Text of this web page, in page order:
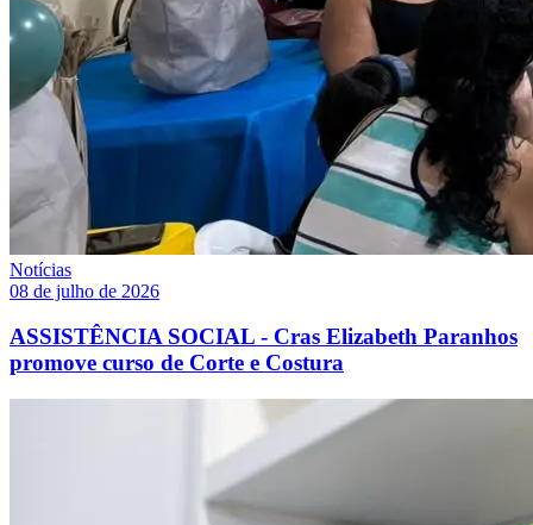
Notícias
08 de julho de 2026
ASSISTÊNCIA SOCIAL - Cras Elizabeth Paranhos
promove curso de Corte e Costura